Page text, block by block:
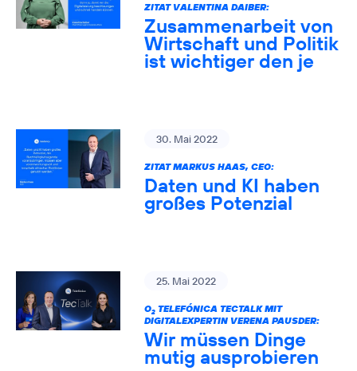
ZITAT VALENTINA DAIBER:
Zusammenarbeit von
Wirtschaft und Politik
ist wichtiger den je
30. Mai 2022
ZITAT MARKUS HAAS, CEO:
Daten und KI haben
großes Potenzial
25. Mai 2022
O2TELEFÓNICA TECTALK MIT
DIGITALEXPERTIN VERENA PAUSDER:
Wir müssen Dinge
mutig ausprobieren